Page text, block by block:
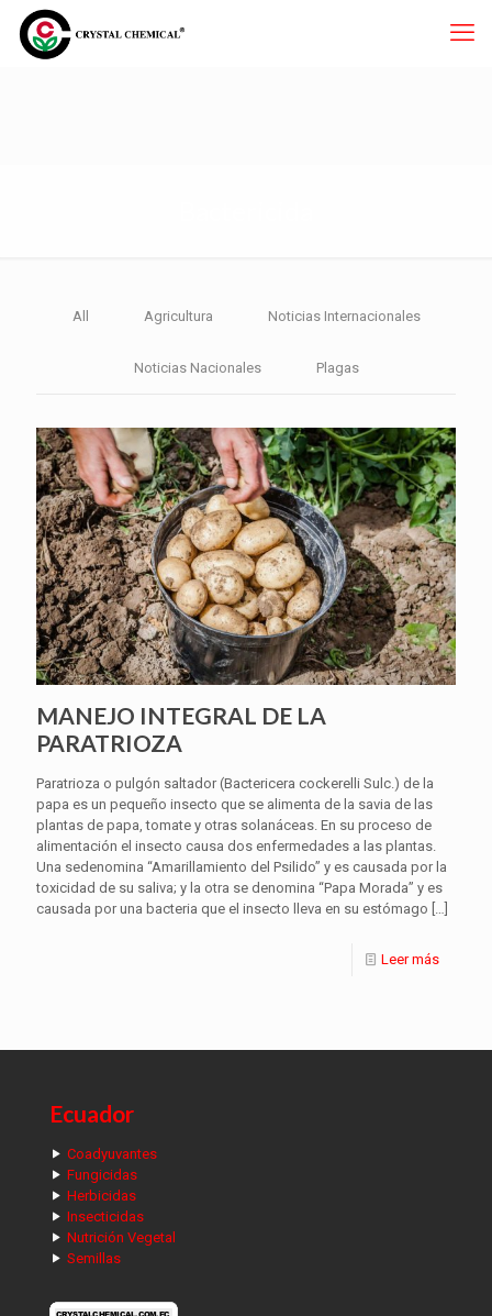
All Agricultura Noticias Internacionales
Noticias Nacionales Plagas
MANEJO INTEGRAL DE LA
PARATRIOZA
Paratrioza o pulgón saltador (Bactericera cockerelli Sulc.) de la
papa es un pequeño insecto que se alimenta de la savia de las
plantas de papa, tomate y otras solanáceas. En su proceso de
alimentación el insecto causa dos enfermedades a las plantas.
Una sedenomina “Amarillamiento del Psilido” y es causada por la
toxicidad de su saliva; y la otra se denomina “Papa Morada” y es
causada por una bacteria que el insecto lleva en su estómago […]
Leer más
Ecuador
Coadyuvantes
Fungicidas
Herbicidas
Insecticidas
Nutrición Vegetal
Semillas